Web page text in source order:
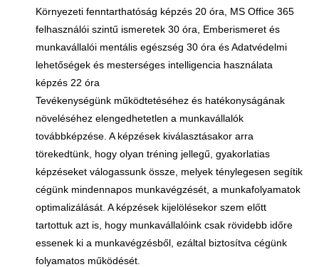
Környezeti fenntarthatóság képzés 20 óra, MS Office 365
felhasználói szintű ismeretek 30 óra, Emberismeret és
munkavállalói mentális egészség 30 óra és Adatvédelmi
lehetőségek és mesterséges intelligencia használata
képzés 22 óra
Tevékenységünk működtetéséhez és hatékonyságának
növeléséhez elengedhetetlen a munkavállalók
továbbképzése. A képzések kiválasztásakor arra
törekedtünk, hogy olyan tréning jellegű, gyakorlatias
képzéseket válogassunk össze, melyek ténylegesen segítik
cégünk mindennapos munkavégzését, a munkafolyamatok
optimalizálását. A képzések kijelölésekor szem előtt
tartottuk azt is, hogy munkavállalóink csak rövidebb időre
essenek ki a munkavégzésből, ezáltal biztosítva cégünk
folyamatos működését.